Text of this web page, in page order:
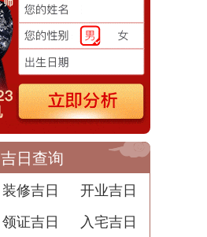
吉日查询
装修吉日
开业吉日
领证吉日
入宅吉日